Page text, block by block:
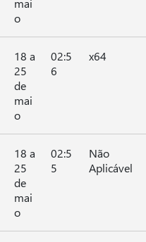
mai
o
18 a
25
de
mai
o
02:5
6
x64
18 a
25
de
mai
o
02:5
5
Não
Aplicável